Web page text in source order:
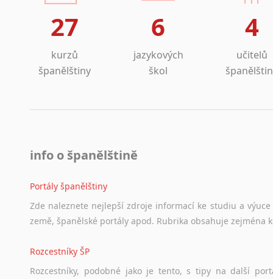
27
kurzů
španělštiny
6
jazykových
škol
4
učitelů
info o španělštině
Portály španělštiny
Zde naleznete nejlepší zdroje informací ke studiu a výuce
země, španělské portály apod. Rubrika obsahuje zejména
Rozcestníky ŠP
Rozcestníky, podobné jako je tento, s tipy na další